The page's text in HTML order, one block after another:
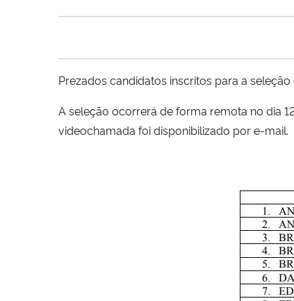
Prezados candidatos inscritos para a
A seleção ocorrerá de forma remota no dia
videochamada foi disponibilizado por e-mail.